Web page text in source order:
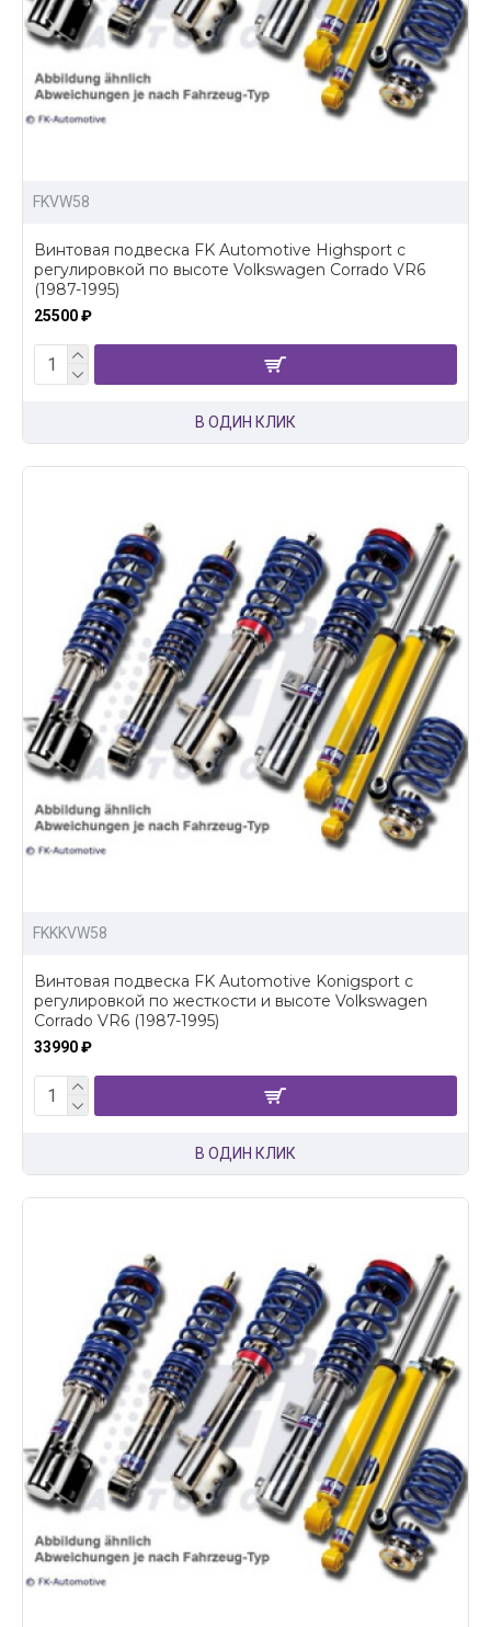
FKVW58
Винтовая подвеска FK Automotive Highsport c
регулировкой по высоте Volkswagen Corrado VR6
(1987-1995)
25500 ₽
В ОДИН КЛИК
FKKKVW58
Винтовая подвеска FK Automotive Konigsport c
регулировкой по жесткости и высоте Volkswagen
Corrado VR6 (1987-1995)
33990 ₽
В ОДИН КЛИК